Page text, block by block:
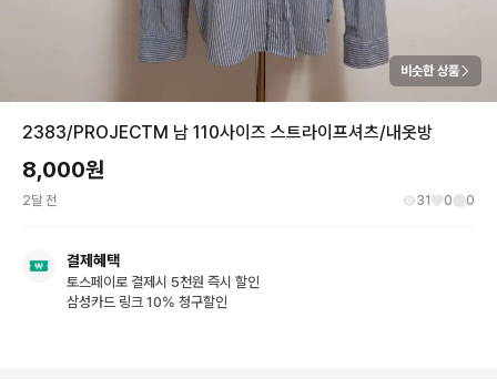
비슷한 상품
2383/PROJECTM 남 110사이즈 스트라이프셔츠/내옷방
8,000원
2달 전 31 0 0
결제혜택
토스페이로 결제시 5천원 즉시 할인
삼성카드 링크 10% 청구할인